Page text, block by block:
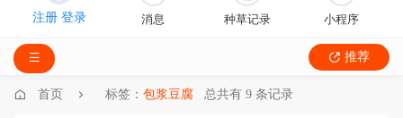
消息 种草记录 小程序
推荐
首页 标签： 包浆豆腐 总共有 9 条记录